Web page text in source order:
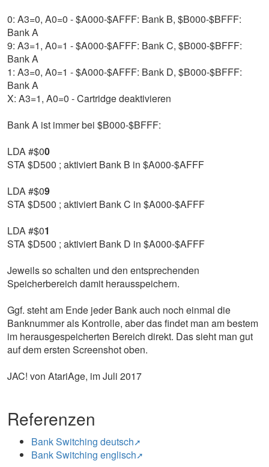
0: A3=0, A0=0 - $A000-$AFFF: Bank B, $B000-$BFFF:
Bank A
9: A3=1, A0=1 - $A000-$AFFF: Bank C, $B000-$BFFF:
Bank A
1: A3=0, A0=1 - $A000-$AFFF: Bank D, $B000-$BFFF:
Bank A
X: A3=1, A0=0 - Cartridge deaktivieren
Bank A ist immer bei $B000-$BFFF:
LDA #$00
STA $D500 ; aktiviert Bank B in $A000-$AFFF
LDA #$09
STA $D500 ; aktiviert Bank C in $A000-$AFFF
LDA #$01
STA $D500 ; aktiviert Bank D in $A000-$AFFF
Jeweils so schalten und den entsprechenden
Speicherbereich damit herausspeichern.
Ggf. steht am Ende jeder Bank auch noch einmal die
Banknummer als Kontrolle, aber das findet man am bestem
im herausgespeicherten Bereich direkt. Das sieht man gut
auf dem ersten Screenshot oben.
JAC! von AtariAge, im Juli 2017
Referenzen
Bank Switching deutsch
Bank Switching englisch